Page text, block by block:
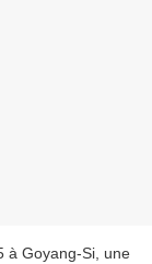
à Goyang-Si, une